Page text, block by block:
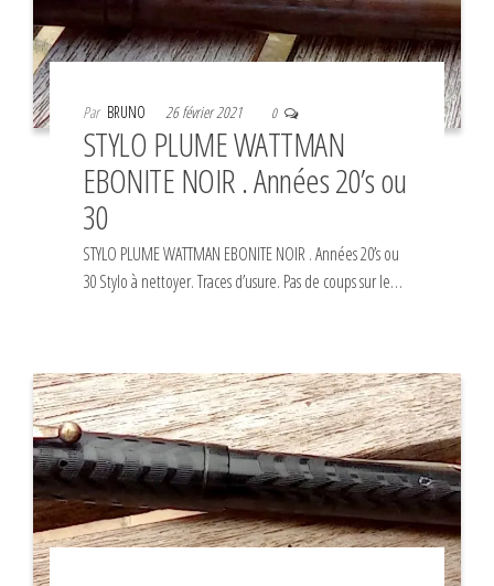
Par BRUNO 26 février 2021 0
STYLO PLUME WATTMAN
EBONITE NOIR . Années 20’s ou
30
STYLO PLUME WATTMAN EBONITE NOIR . Années 20’s ou
30 Stylo à nettoyer. Traces d’usure. Pas de coups sur le…